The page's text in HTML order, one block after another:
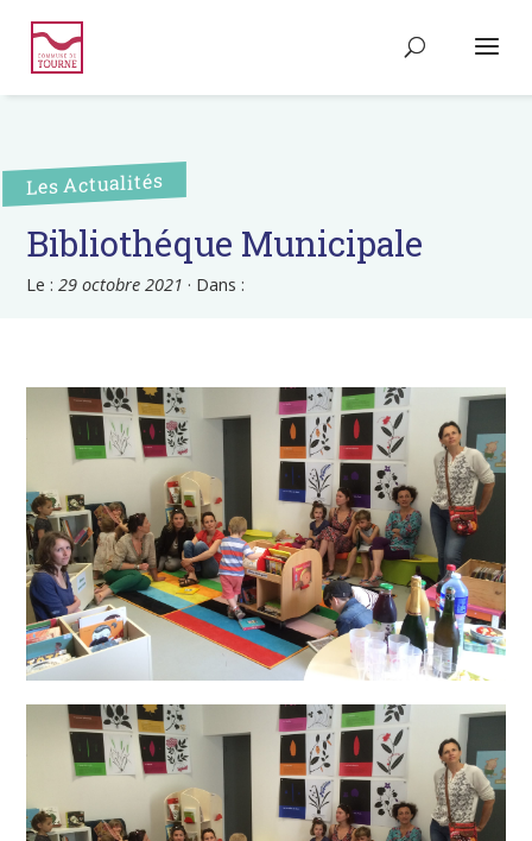
Les Actualités
Bibliothéque Municipale
Le :29 octobre 2021 · Dans :